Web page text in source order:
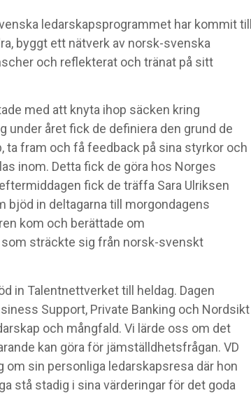
ledarskapsprogrammet har kommit till
byggt ett nätverk av norsk-svenska
och reflekterat och tränat på sitt
med att knyta ihop säcken kring
under året fick de definiera den grund de
ta fram och få feedback på sina styrkor och
inom. Detta fick de göra hos Norges
fick de träffa Sara Ulriksen
bjöd in deltagarna till morgondagens
kom och berättade om
sträckte sig från norsk-svenskt
in Talentnettverket till heldag. Dagen
Support, Private Banking och Nordsikt
och mångfald. Vi lärde oss om det
kan göra för jämställdhetsfrågan. VD
om sin personliga ledarskapsresa där hon
stå stadig i sina värderingar för det goda